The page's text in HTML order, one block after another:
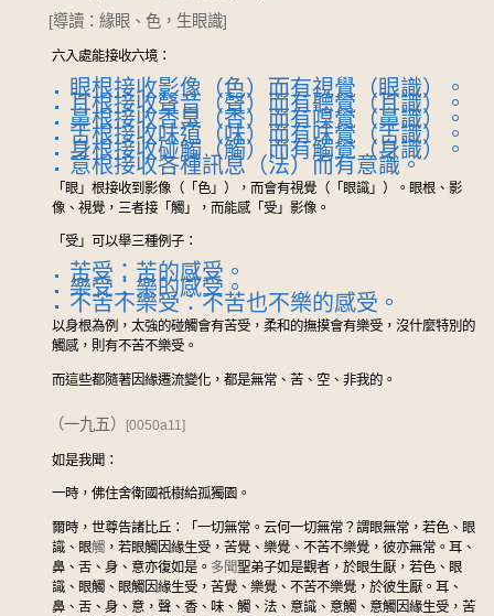
[導讀：緣眼、色，生眼識]
六入處能接收六境：
眼根接收影像（色）而有視覺（眼識）。
耳根接收聲音（聲）而有聽覺（耳識）。
鼻根接收香臭（香）而有嗅覺（鼻識）。
舌根接收味道（味）而有味覺（舌識）。
身根接收碰觸（觸）而有觸覺（身識）。
意根接收各種訊息（法）而有意識。
「眼」根接收到影像（「色」），而會有視覺（「眼識」）。眼根、影
像、視覺，三者接「觸」，而能感「受」影像。
「受」可以舉三種例子：
苦受：苦的感受。
樂受：樂的感受。
不苦不樂受：不苦也不樂的感受。
以身根為例，太強的碰觸會有苦受，柔和的撫摸會有樂受，沒什麼特別的
觸感，則有不苦不樂受。
而這些都隨著因緣遷流變化，都是無常、苦、空、非我的。
（一九五） [0050a11]
如是我聞：
一時，佛住舍衛國祇樹給孤獨園。
爾時，世尊告諸比丘：「一切無常。云何一切無常？謂眼無常，若色、眼
識、眼觸 ，若眼觸因緣生受，苦覺、樂覺、不苦不樂覺，彼亦無常。耳、
鼻、舌、身、意亦復如是。 多聞聖弟子如是觀者，於眼生厭，若色、眼
識、眼觸、眼觸因緣生受，苦覺、樂覺、不苦不樂覺，於彼生厭。耳、
鼻、舌、身、意，聲、香、味、觸、法、意識、意觸、意觸因緣生受，苦